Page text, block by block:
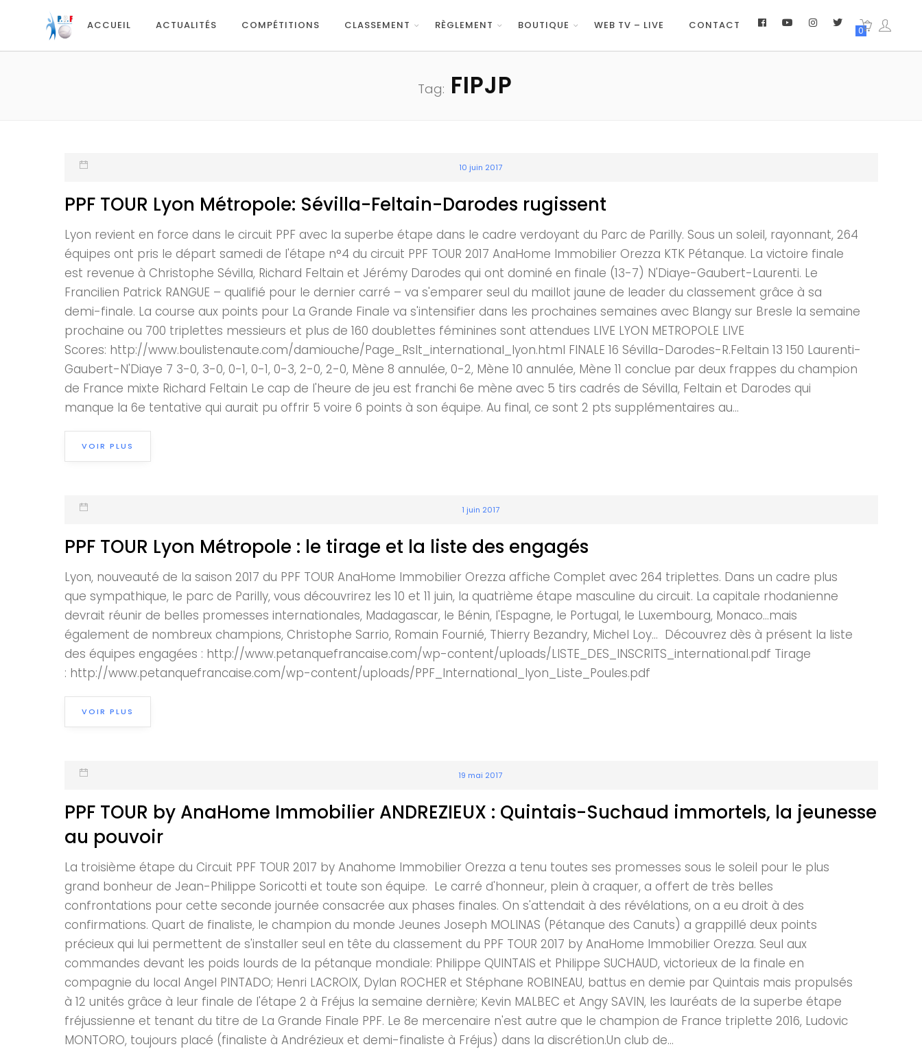
ACCUEIL ACTUALITÉS COMPÉTITIONS CLASSEMENT RÈGLEMENT BOUTIQUE WEB TV – LIVE CONTACT 0
Tag: FIPJP
10 juin 2017
PPF TOUR Lyon Métropole: Sévilla-Feltain-Darodes rugissent
Lyon revient en force dans le circuit PPF avec la superbe étape dans le cadre verdoyant du Parc de Parilly. Sous un soleil, rayonnant, 264
équipes ont pris le départ samedi de l'étape n°4 du circuit PPF TOUR 2017 AnaHome Immobilier Orezza KTK Pétanque. La victoire finale
est revenue à Christophe Sévilla, Richard Feltain et Jérémy Darodes qui ont dominé en finale (13-7) N'Diaye-Gaubert-Laurenti. Le
Francilien Patrick RANGUE – qualifié pour le dernier carré – va s'emparer seul du maillot jaune de leader du classement grâce à sa
demi-finale. La course aux points pour La Grande Finale va s'intensifier dans les prochaines semaines avec Blangy sur Bresle la semaine
prochaine ou 700 triplettes messieurs et plus de 160 doublettes féminines sont attendues LIVE LYON METROPOLE LIVE
Scores: http://www.boulistenaute.com/damiouche/Page_Rslt_international_lyon.html FINALE 16 Sévilla-Darodes-R.Feltain 13 150 Laurenti-
Gaubert-N'Diaye 7 3-0, 3-0, 0-1, 0-1, 0-3, 2-0, 2-0, Mène 8 annulée, 0-2, Mène 10 annulée, Mène 11 conclue par deux frappes du champion
de France mixte Richard Feltain Le cap de l'heure de jeu est franchi 6e mène avec 5 tirs cadrés de Sévilla, Feltain et Darodes qui
manque la 6e tentative qui aurait pu offrir 5 voire 6 points à son équipe. Au final, ce sont 2 pts supplémentaires au...
VOIR PLUS
1 juin 2017
PPF TOUR Lyon Métropole : le tirage et la liste des engagés
Lyon, nouveauté de la saison 2017 du PPF TOUR AnaHome Immobilier Orezza affiche Complet avec 264 triplettes. Dans un cadre plus
que sympathique, le parc de Parilly, vous découvrirez les 10 et 11 juin, la quatrième étape masculine du circuit. La capitale rhodanienne
devrait réunir de belles promesses internationales, Madagascar, le Bénin, l'Espagne, le Portugal, le Luxembourg, Monaco…mais
également de nombreux champions, Christophe Sarrio, Romain Fournié, Thierry Bezandry, Michel Loy… Découvrez dès à présent la liste
des équipes engagées : http://www.petanquefrancaise.com/wp-content/uploads/LISTE_DES_INSCRITS_international.pdf Tirage
: http://www.petanquefrancaise.com/wp-content/uploads/PPF_International_lyon_Liste_Poules.pdf
VOIR PLUS
19 mai 2017
PPF TOUR by AnaHome Immobilier ANDREZIEUX : Quintais-Suchaud immortels, la jeunesse
au pouvoir
La troisième étape du Circuit PPF TOUR 2017 by Anahome Immobilier Orezza a tenu toutes ses promesses sous le soleil pour le plus
grand bonheur de Jean-Philippe Soricotti et toute son équipe. Le carré d'honneur, plein à craquer, a offert de très belles
confrontations pour cette seconde journée consacrée aux phases finales. On s'attendait à des révélations, on a eu droit à des
confirmations. Quart de finaliste, le champion du monde Jeunes Joseph MOLINAS (Pétanque des Canuts) a grappillé deux points
précieux qui lui permettent de s'installer seul en tête du classement du PPF TOUR 2017 by AnaHome Immobilier Orezza. Seul aux
commandes devant les poids lourds de la pétanque mondiale: Philippe QUINTAIS et Philippe SUCHAUD, victorieux de la finale en
compagnie du local Angel PINTADO; Henri LACROIX, Dylan ROCHER et Stéphane ROBINEAU, battus en demie par Quintais mais propulsés
à 12 unités grâce à leur finale de l'étape 2 à Fréjus la semaine dernière; Kevin MALBEC et Angy SAVIN, les lauréats de la superbe étape
fréjussienne et tenant du titre de La Grande Finale PPF. Le 8e mercenaire n'est autre que le champion de France triplette 2016, Ludovic
MONTORO, toujours placé (finaliste à Andrézieux et demi-finaliste à Fréjus) dans la discrétion.Un club de...